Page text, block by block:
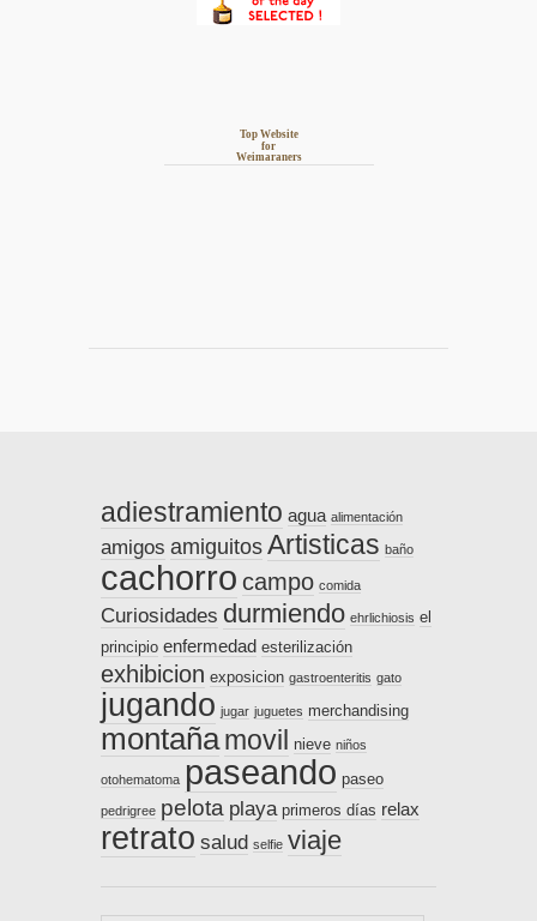
Top Website
for
Weimaraners
adiestramiento agua alimentación
amigos amiguitos Artisticas baño
cachorro campo comida
Curiosidades durmiendo ehrlichiosis el
principio enfermedad esterilización
exhibicion exposicion gastroenteritis gato
jugando jugar juguetes merchandising
montañamovil nieve niños
otohematoma paseando paseo
pedrigree pelota playa primeros días relax
retrato salud selfie viaje